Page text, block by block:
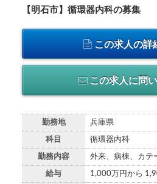
【明石市】循環器内科の募集
この求人の詳
この求人に問
勤務地 兵庫県
科目 循環器内科
勤務内容 外来、病棟、カテ
給与 1,000万円から